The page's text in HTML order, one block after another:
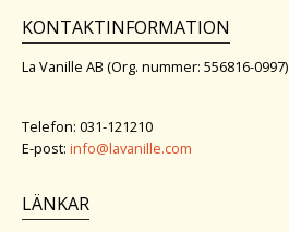
KONTAKTINFORMATION
La Vanille AB (Org. nummer: 556816-0997)
Telefon: 031-121210
E-post: info@lavanille.com
LÄNKAR